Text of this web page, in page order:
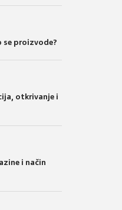
proizvode?
otkrivanje i
i način